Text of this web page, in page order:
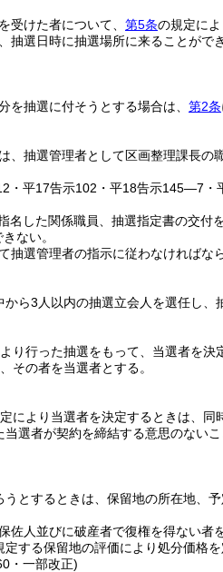
受けた者について、 第5条の規定に
抽選日時に抽選場所に来ることがで
を抽選に付そうとする場合は、 第2条
、抽選管理者として区画整理課長
・平17告示102・平18告示145―7
名した関係職員、抽選指定書の交付
ない。
抽選管理者の指示に従わなければなら
ら3人以内の抽選立会人を選任し、
り行った抽選をもって、当選者を決
その者を当選者とする。
により当選者を決定するときは、同
選者が契約を締結する意思のない
とするときは、保留地の所在地、
佐人並びに破産者で復権を得ない者
定する保留地の評価により処分価格を
・一部改正)